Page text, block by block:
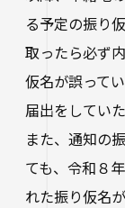
る予定の振り
取ったら必ず
仮名が誤って
届出をしてい
また、通知の
ても、令和８
れた振り仮名